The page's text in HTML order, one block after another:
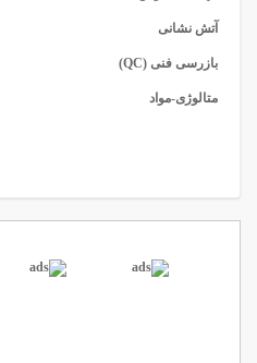
آتش نشانی
بازرسی فنی (QC)
متالوژی-مواد